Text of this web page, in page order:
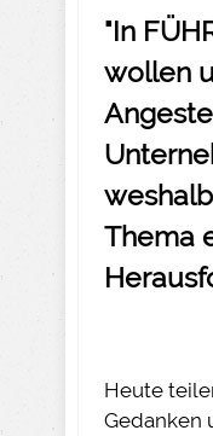
"In
wollen
Thema
Heute
Gedanken